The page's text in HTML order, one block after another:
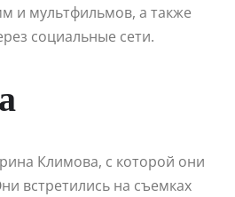
и мультфильмов, а также
социальные сети.
Климова, с которой они
встретились на съемках